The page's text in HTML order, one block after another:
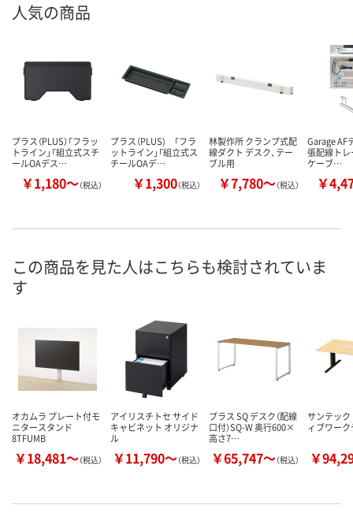
人気の商品
プラス（PLUS）「フラッ
トライン」「組立式スチ
ールOAデス…
￥1,180～（税込）
プラス（PLUS) 「フラ
ットライン」「組立式ス
チールOAデ…
￥1,300（税込）
林製作所 クランプ式配
線ダクト デスク、テー
ブル用
￥7,780～（税込）
Garage AF
張配線ト
ケーブ…
￥
この商品を見た人はこちらも検討されていま
す
オカムラ プレート付モ
ニタースタンド
8TFUMB
￥18,481～（税込）
アイリスチトセ サイド
キャビネット オリジナ
ル
￥11,790～（税込）
プラス SQ デスク（配線
口付）SQ-W 奥行600×
高さ7…
￥65,747～（税込）
サンテッ
ィブワー
￥